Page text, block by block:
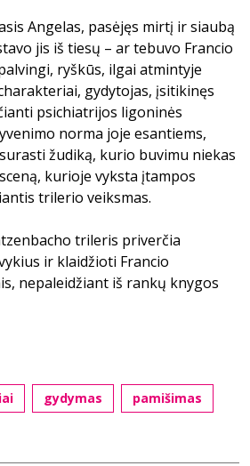
Angelas, pasėjęs mirtį ir siaubą
jis iš tiesų – ar tebuvo Francio
ryškūs, ilgai atmintyje
gydytojas, įsitikinęs
psichiatrijos ligoninės
norma joje esantiems,
žudiką, kurio buvimu niekas
kurioje vyksta įtampos
trilerio veiksmas.
trileris priverčia
ir klaidžioti Francio
nepaleidžiant iš rankų knygos
gydymas pamišimas